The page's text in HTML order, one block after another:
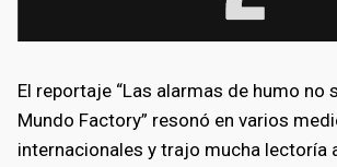
El reportaje “Las alarmas de humo no
Mundo Factory” resonó en varios
internacionales y trajo mucha lectoría